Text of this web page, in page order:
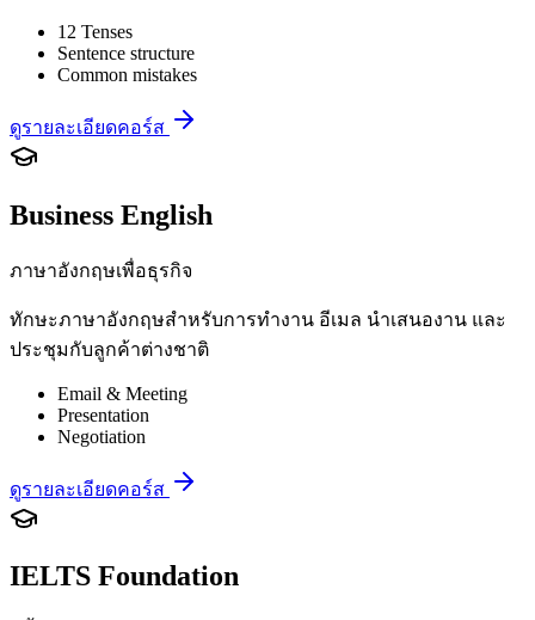
12 Tenses
Sentence structure
Common mistakes
ดูรายละเอียดคอร์ส
Business English
ภาษาอังกฤษเพื่อธุรกิจ
ทักษะภาษาอังกฤษสำหรับการทำงาน อีเมล นำเสนองาน และ
ประชุมกับลูกค้าต่างชาติ
Email & Meeting
Presentation
Negotiation
ดูรายละเอียดคอร์ส
IELTS Foundation